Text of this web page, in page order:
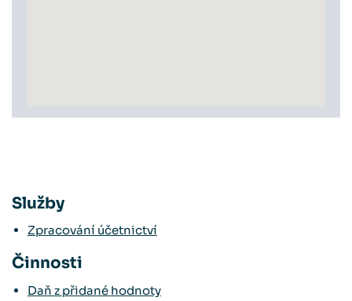
Služby
Zpracování účetnictví
Činnosti
Daň z přidané hodnoty